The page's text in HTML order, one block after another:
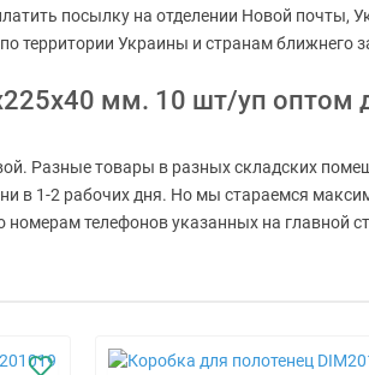
посылку на отделении Новой почты,
территории Украины и странам ближнего
мм. 10 шт/уп оптом
Разные товары в разных складских
в 1-2 рабочих дня. Но мы стараемся
телефонов указанных на главной